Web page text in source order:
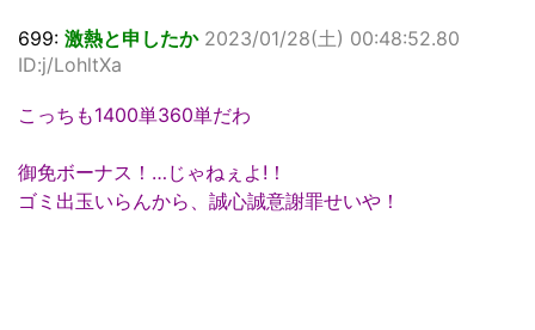
699: 激熱と申したか 2023/01/28(土) 00:48:52.80
ID:j/LohltXa
こっちも1400単360単だわ
御免ボーナス！…じゃねぇよ!！
ゴミ出玉いらんから、誠心誠意謝罪せいや！